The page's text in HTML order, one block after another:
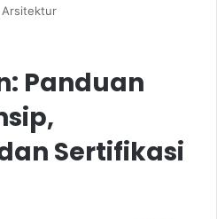
Arsitektur
Panduan
Sertifikasi